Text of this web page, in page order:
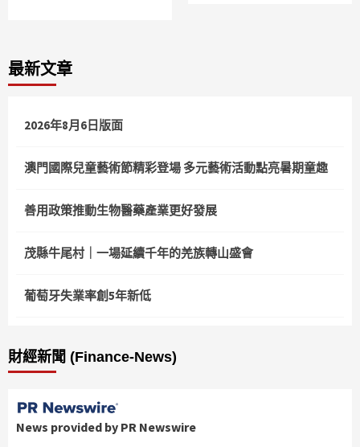
最新文章
2026年8月6日版面
澳門國際兒童藝術節精彩登場 多元藝術活動點亮暑期童趣
善用政策推動生物醫藥產業更好發展
茂縣牛尾村｜一場延續千年的羌族轉山盛會
葡萄牙失業率創5年新低
財經新聞 (Finance-News)
News provided by PR Newswire